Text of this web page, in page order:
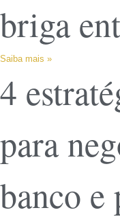
briga
Saiba mais »
4
para
banco e